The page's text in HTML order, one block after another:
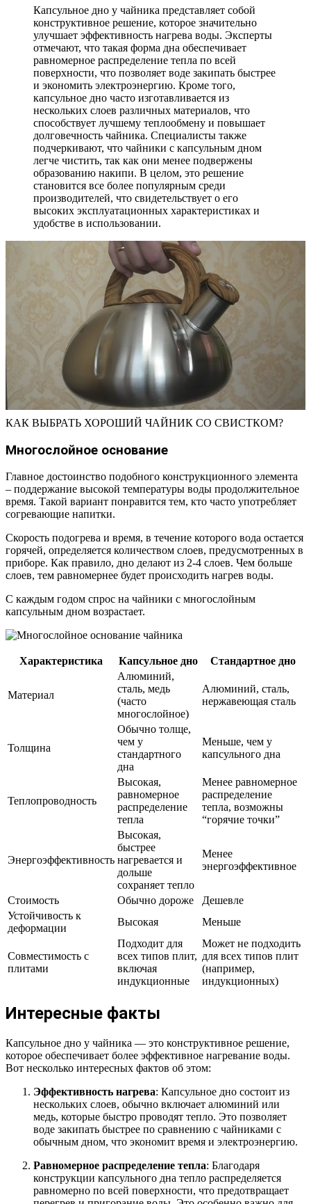
Капсульное дно у чайника представляет собой
конструктивное решение, которое значительно
улучшает эффективность нагрева воды. Эксперты
отмечают, что такая форма дна обеспечивает
равномерное распределение тепла по всей
поверхности, что позволяет воде закипать быстрее
и экономить электроэнергию. Кроме того,
капсульное дно часто изготавливается из
нескольких слоев различных материалов, что
способствует лучшему теплообмену и повышает
долговечность чайника. Специалисты также
подчеркивают, что чайники с капсульным дном
легче чистить, так как они менее подвержены
образованию накипи. В целом, это решение
становится все более популярным среди
производителей, что свидетельствует о его
высоких эксплуатационных характеристиках и
удобстве в использовании.
КАК ВЫБРАТЬ ХОРОШИЙ ЧАЙНИК СО СВИСТКОМ?
Многослойное основание
Главное достоинство подобного конструкционного элемента
– поддержание высокой температуры воды продолжительное
время. Такой вариант понравится тем, кто часто употребляет
согревающие напитки.
Скорость подогрева и время, в течение которого вода остается
горячей, определяется количеством слоев, предусмотренных в
приборе. Как правило, дно делают из 2-4 слоев. Чем больше
слоев, тем равномернее будет происходить нагрев воды.
С каждым годом спрос на чайники с многослойным
капсульным дном возрастает.
Характеристика Капсульное дно Стандартное дно
Материал
Алюминий,
сталь, медь
(часто
многослойное)
Алюминий, сталь,
нержавеющая сталь
Толщина
Обычно толще,
чем у
стандартного
дна
Меньше, чем у
капсульного дна
Теплопроводность
Высокая,
равномерное
распределение
тепла
Менее равномерное
распределение
тепла, возможны
“горячие точки”
Энергоэффективность
Высокая,
быстрее
нагревается и
дольше
сохраняет тепло
Менее
энергоэффективное
Стоимость Обычно дороже
Дешевле
Устойчивость к
деформации
Высокая Меньше
Совместимость с
плитами
Подходит для
всех типов плит,
включая
индукционные
Может не подходить
для всех типов плит
(например,
индукционных)
Интересные факты
Капсульное дно у чайника — это конструктивное решение,
которое обеспечивает более эффективное нагревание воды.
Вот несколько интересных фактов об этом:
Эффективность нагрева: Капсульное дно состоит из
нескольких слоев, обычно включает алюминий или
медь, которые быстро проводят тепло. Это позволяет
воде закипать быстрее по сравнению с чайниками с
обычным дном, что экономит время и электроэнергию.
Равномерное распределение тепла: Благодаря
конструкции капсульного дна тепло распределяется
равномерно по всей поверхности, что предотвращает